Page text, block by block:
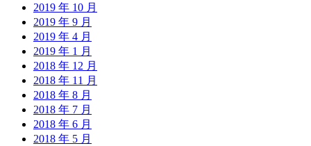
2019 年 10 月
2019 年 9 月
2019 年 4 月
2019 年 1 月
2018 年 12 月
2018 年 11 月
2018 年 8 月
2018 年 7 月
2018 年 6 月
2018 年 5 月